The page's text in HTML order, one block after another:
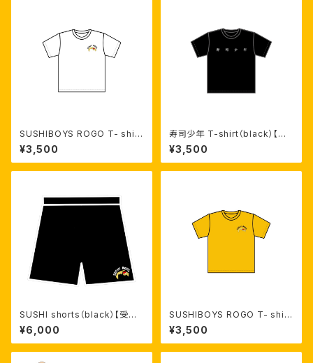
SUSHIBOYS ROGO T- shirt
（white）【受注生産】
¥3,500
寿司少年 T-shirt（black）【受
注生産】
¥3,500
SUSHI shorts（black）【受注
生産】
¥6,000
SUSHIBOYS ROGO T- shirt
（Yellow）【受注生産】
¥3,500